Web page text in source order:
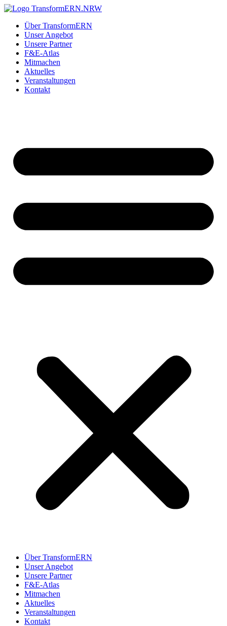
Zum
springenÜber TransformERN
Unser Angebot
Unsere Partner
F&E-Atlas
Mitmachen
Aktuelles
Veranstaltungen
Kontakt
Über TransformERN
Unser Angebot
Unsere Partner
F&E-Atlas
Mitmachen
Aktuelles
Veranstaltungen
Kontakt